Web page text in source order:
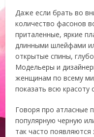
Даже если брать во
количество фасонов
приталенные, яркие
длинными шлейфами
открытые спины,
Модельеры и
женщинам по всему
показать всю красоту
Говоря про атласные
популярную черную
так часто